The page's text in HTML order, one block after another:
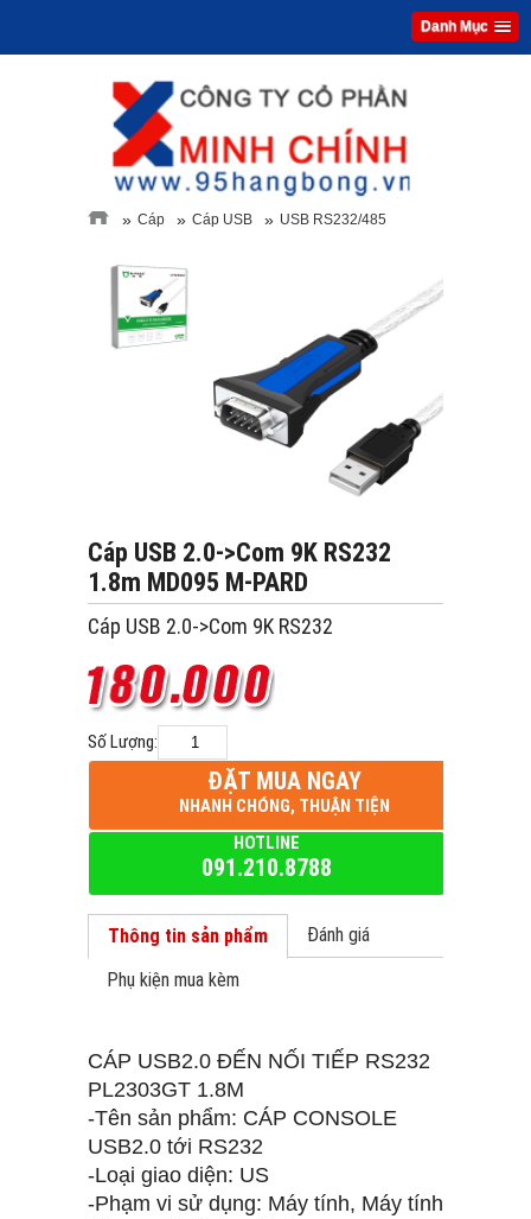
Danh Mục
» Cáp » Cáp USB » USB RS232/485
Cáp USB 2.0->Com 9K RS232
1.8m MD095 M-PARD
Cáp USB 2.0->Com 9K RS232
Số Lượng:
ĐẶT MUA NGAY
NHANH CHÓNG, THUẬN TIỆN
HOTLINE
091.210.8788
Thông tin sản phẩm
Đánh giá
Phụ kiện mua kèm
CÁP USB2.0 ĐẾN NỐI TIẾP RS232
PL2303GT 1.8M
-Tên sản phẩm: CÁP CONSOLE
USB2.0 tới RS232
-Loại giao diện: US
-Phạm vi sử dụng: Máy tính, Máy tính